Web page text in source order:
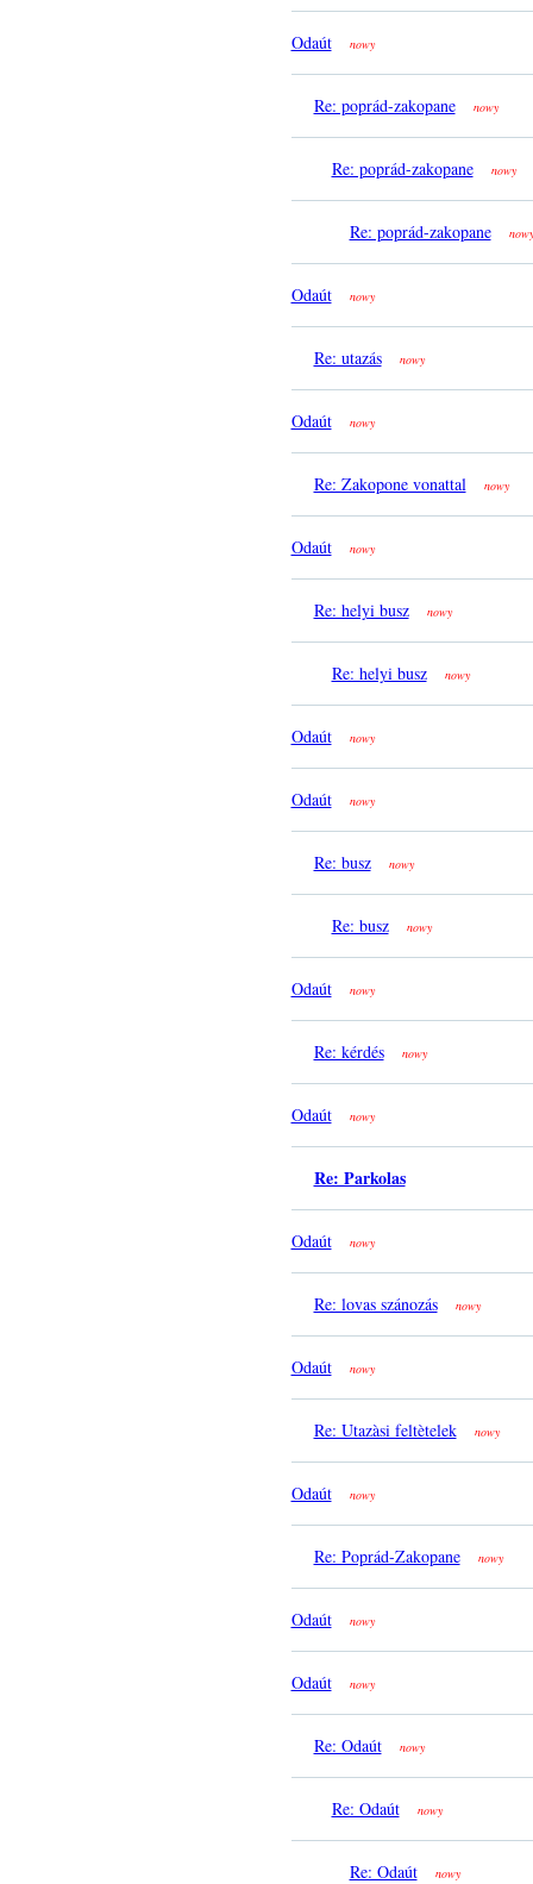
Odaút nowy
Re: poprád-zakopane nowy
Re: poprád-zakopane nowy
Re: poprád-zakopane nowy
Odaút nowy
Re: utazás nowy
Odaút nowy
Re: Zakopone vonattal nowy
Odaút nowy
Re: helyi busz nowy
Re: helyi busz nowy
Odaút nowy
Odaút nowy
Re: busz nowy
Re: busz nowy
Odaút nowy
Re: kérdés nowy
Odaút nowy
Re: Parkolas
Odaút nowy
Re: lovas szánozás nowy
Odaút nowy
Re: Utazàsi feltètelek nowy
Odaút nowy
Re: Poprád-Zakopane nowy
Odaút nowy
Odaút nowy
Re: Odaút nowy
Re: Odaút nowy
Re: Odaút nowy